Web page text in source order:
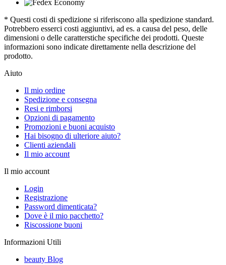
* Questi costi di spedizione si riferiscono alla spedizione standard.
Potrebbero esserci costi aggiuntivi, ad es. a causa del peso, delle
dimensioni o delle caratterstiche specifiche dei prodotti. Queste
informazioni sono indicate direttamente nella descrizione del
prodotto.
Aiuto
Il mio ordine
Spedizione e consegna
Resi e rimborsi
Opzioni di pagamento
Promozioni e buoni acquisto
Hai bisogno di ulteriore aiuto?
Clienti aziendali
Il mio account
Il mio account
Login
Registrazione
Password dimenticata?
Dove è il mio pacchetto?
Riscossione buoni
Informazioni Utili
beauty Blog